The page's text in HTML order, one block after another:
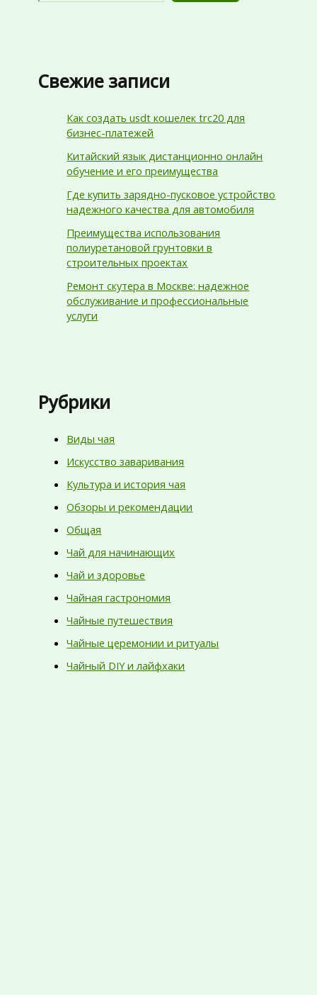
Свежие записи
Как создать usdt кошелек trc20 для
бизнес-платежей
Китайский язык дистанционно онлайн
обучение и его преимущества
Где купить зарядно-пусковое устройство
надежного качества для автомобиля
Преимущества использования
полиуретановой грунтовки в
строительных проектах
Ремонт скутера в Москве: надежное
обслуживание и профессиональные
услуги
Рубрики
Виды чая
Искусство заваривания
Культура и история чая
Обзоры и рекомендации
Общая
Чай для начинающих
Чай и здоровье
Чайная гастрономия
Чайные путешествия
Чайные церемонии и ритуалы
Чайный DIY и лайфхаки